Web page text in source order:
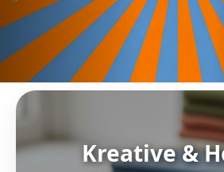
Kreative &